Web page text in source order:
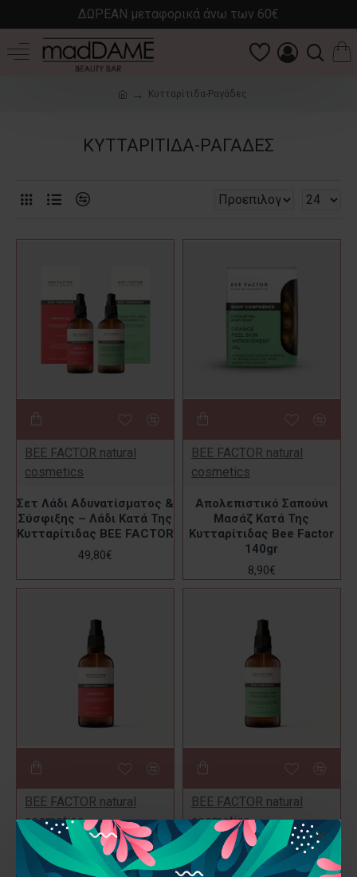
ΔΩΡΕΑΝ μεταφορικά άνω των 60€
Κυτταρίτιδα-Ραγάδες
ΚΥΤΤΑΡΊΤΙΔΑ-ΡΑΓΆΔΕΣ
BEE FACTOR natural
cosmetics
Σετ Λάδι Αδυνατίσματος &
Σύσφιξης – Λάδι Κατά Της
Κυτταρίτιδας BEE FACTOR
49,80€
BEE FACTOR natural
cosmetics
Απολεπιστικό Σαπούνι
Μασάζ Κατά Της
Κυτταρίτιδας Bee Factor
140gr
8,90€
BEE FACTOR natural
cosmetics
Ξηρό Λάδι Αδυνατίσματος
& Σύσφιξης Bee Factor
BEE FACTOR natural
cosmetics
Ξηρό Λάδι Κατά Της
Κυτταρίτιδας Bee Factor